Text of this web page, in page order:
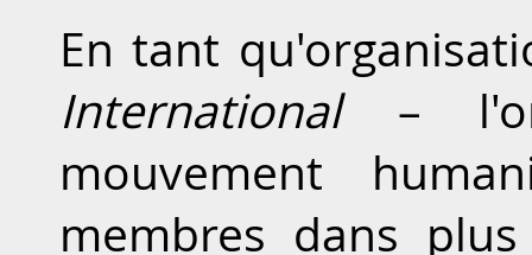
En tant
International–
mouvement
membres dans